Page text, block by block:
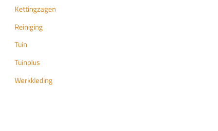
Kettingzagen
Reiniging
Tuin
Tuinplus
Werkkleding